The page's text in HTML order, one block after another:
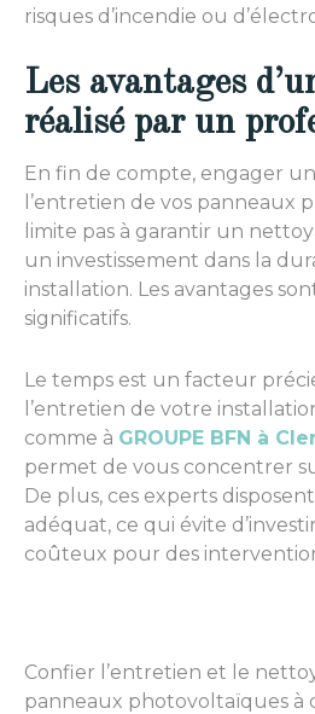
risques d’incendie ou
Les avantages
réalisé par un
En fin de compte, engager
l’entretien de vos panneaux
limite pas à garantir un
un investissement dans la
installation. Les avantages
significatifs.
Le temps est un facteur
l’entretien de votre
comme à GROUPE BFN à
permet de vous concentrer
De plus, ces experts
adéquat, ce qui évite
coûteux pour des
Confier l’entretien et le
panneaux photovoltaïques à